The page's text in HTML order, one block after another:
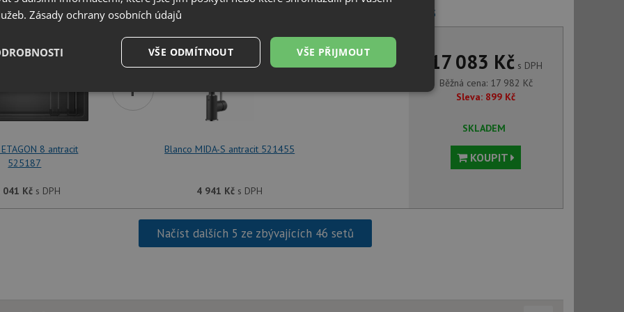
SET Blanco ETAGON 8 antracit 525187 + Blanco MIDA-S antracit 521455
8 antracit
525187
041 Kčs DPH
+
Blanco MIDA-S antracit 521455
4 941 Kč s DPH
17 083 Kčs DPH
Běžná cena: 17 982 Kč
Sleva: 899 Kč
SKLADEM
KOUPIT
Načíst dalších 5 ze zbývajících 46 setů
Zásady ochrany osobních údajů
VŠE PŘIJMOUT
VŠE ODMÍTNOUT
Výkonové
soubory
Soubory cílení Funkční soubory
Nezařazené
cookie umožňují základní funkce webových stránek, jako je přihlášení uživatele a správa účtu. Webové
nutných souborů cookie správně používat.